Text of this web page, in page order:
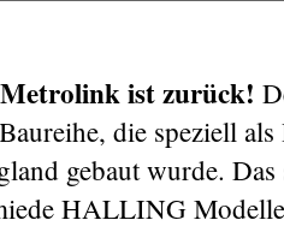
ist zurück!
die speziell
gebaut wurde.
HALLING